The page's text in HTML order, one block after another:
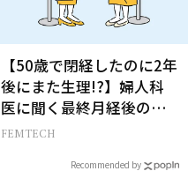
【50歳で閉経したのに2年
後にまた生理!?】婦人科
医に聞く最終月経後の出
血の対処法
FEMTECH
Recommended by